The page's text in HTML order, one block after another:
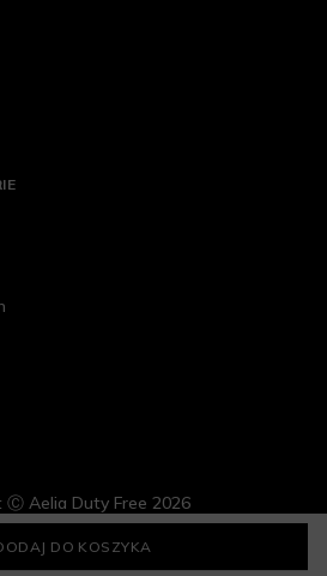
DO KOSZYKA
Ⓒ Aelia Duty Free 2026